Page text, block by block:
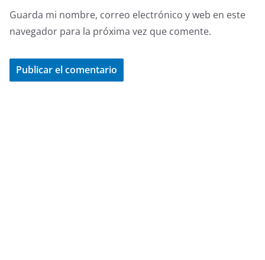
Guarda mi nombre, correo electrónico y web en este
navegador para la próxima vez que comente.